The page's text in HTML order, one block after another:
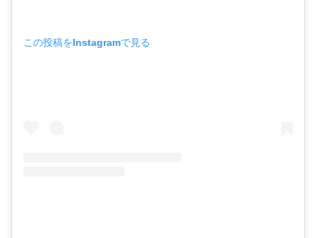
この投稿をInstagramで見る